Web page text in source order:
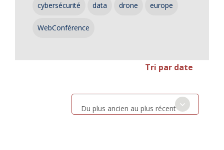
cybersécurité data drone europe
WebConférence
Tri par date
Du plus ancien au plus récent